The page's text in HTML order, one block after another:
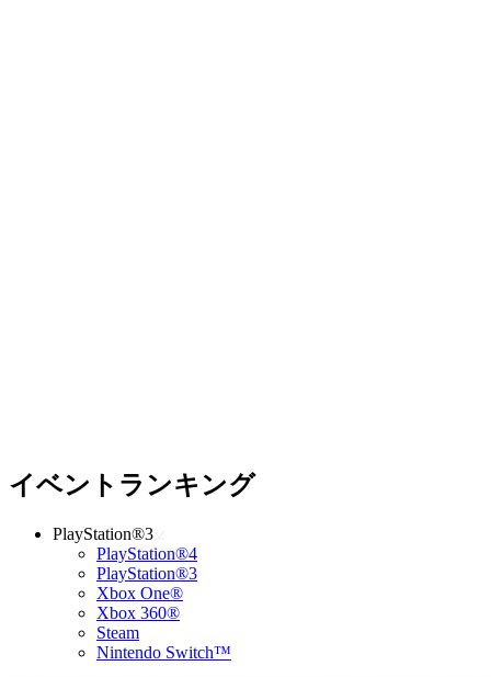
イベントランキング
PlayStation®3
PlayStation®4
PlayStation®3
Xbox One®
Xbox 360®
Steam
Nintendo Switch™